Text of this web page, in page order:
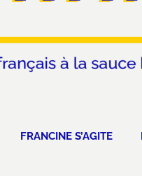
FRANCINE S’AGITE